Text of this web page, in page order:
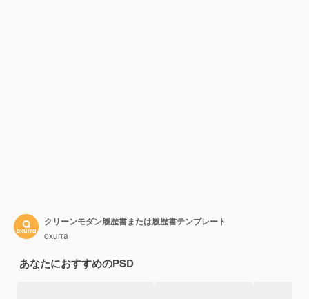
クリーンモダン履歴書または履歴書テンプレート
oxurra
あなたにおすすめのPSD